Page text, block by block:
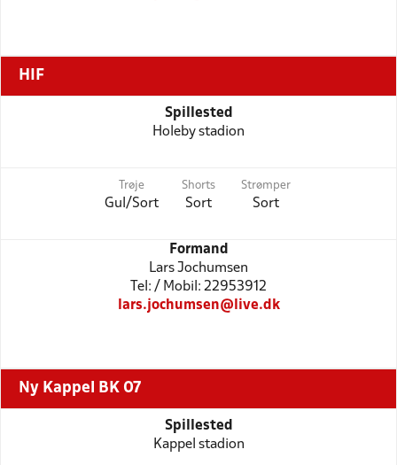
HIF
Spillested
Holeby stadion
Trøje
Gul/Sort
Shorts
Sort
Strømper
Sort
Formand
Lars Jochumsen
Tel: / Mobil: 22953912
lars.jochumsen@live.dk
Ny Kappel BK 07
Spillested
Kappel stadion